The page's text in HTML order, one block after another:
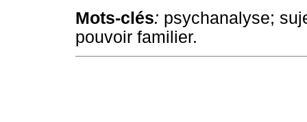
Mots-clés: psychanalyse;
pouvoir familier.